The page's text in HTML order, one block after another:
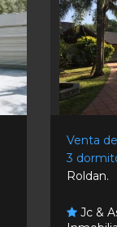
Venta
3
Roldan.
Jc &